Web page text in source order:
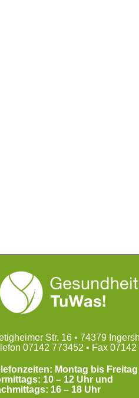
Str. 16 • 74379
07142 773452 • Fax
Montag bis Freitag
10 – 12 Uhr und
16 – 18 Uhr